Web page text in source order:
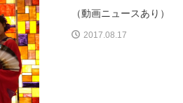
（動画ニュースあり）
2017.08.17